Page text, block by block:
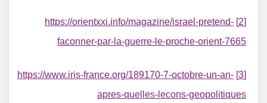
[2]
https://orientxxi.info/magazine/israel-pretend-
faconner-par-la-guerre-le-proche-orient-7665
[3]
https://www.iris-france.org/189170-7-octobre-un-an-
apres-quelles-lecons-geopolitiques